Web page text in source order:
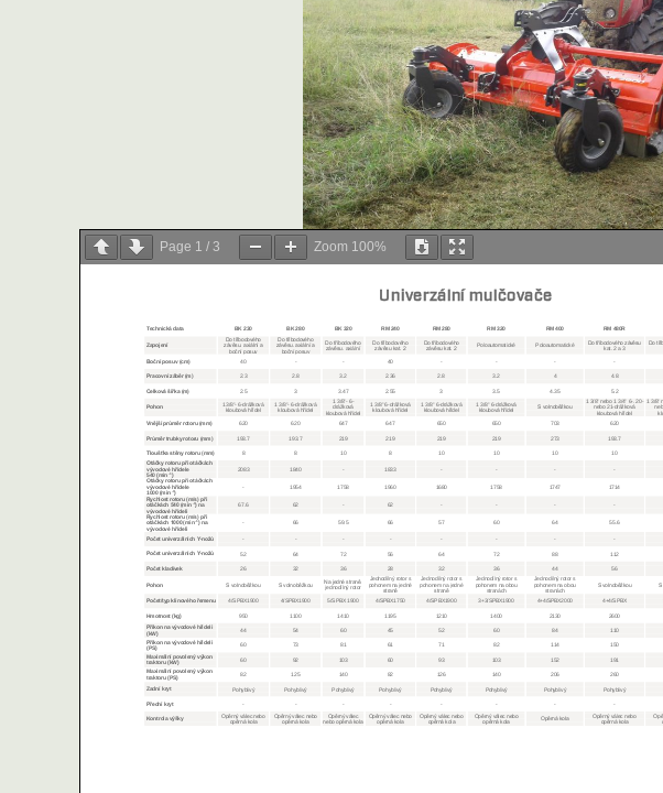
Page 1 / 3 Zoom 100%